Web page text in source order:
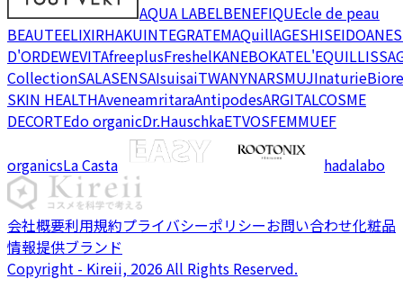
AQUA LABELBENEFIQUEcle de peau
BEAUTEELIXIRHAKUINTEGRATEMAQuillAGESHISEIDO
D'ORDEWEVITAfreeplusFreshelKANEBOKATEL'EQUIL
CollectionSALASENSAIsuisaiTWANYNARSMUJInaturieBiore
SKIN HEALTHAveneamritaraAntipodesARGITALCOSME
DECORTEdo organicDr.HauschkaETVOSFEMMUEF
organicsLa Casta hadalabo
会社概要利用規約プライバシーポリシーお問い合わせ化粧品
情報提供ブランド
Copyright - Kireii, 2026 All Rights Reserved.